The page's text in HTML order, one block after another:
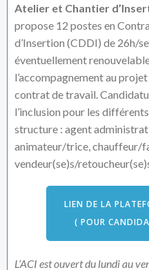
Atelier et Chantier
propose 12 postes en
d’Insertion (CDDI) de 26h/
éventuellement
l’accompagnement au
contrat de travail.
l’inclusion pour les
structure : agent
animateur/trice, chauffeur/
vendeur(se)s/
LIEN DE LA
( POUR
L’ACI est ouvert du lundi au